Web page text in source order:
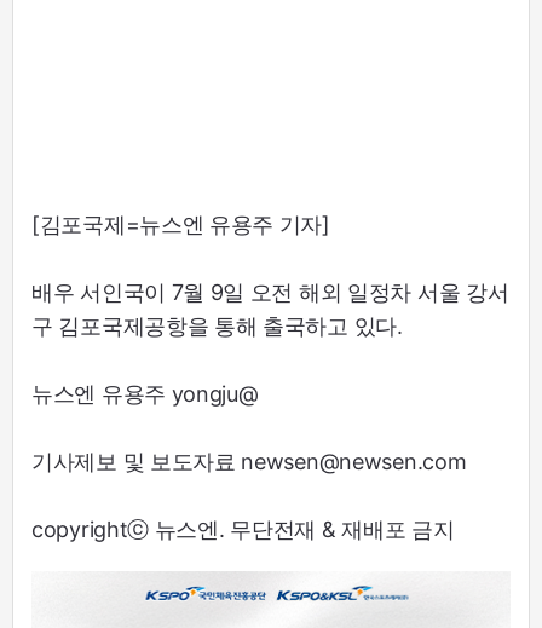
[김포국제=뉴스엔 유용주 기자]
배우 서인국이 7월 9일 오전 해외 일정차 서울 강서
구 김포국제공항을 통해 출국하고 있다.
뉴스엔 유용주 yongju@
기사제보 및 보도자료 newsen@newsen.com
copyrightⓒ 뉴스엔. 무단전재 & 재배포 금지